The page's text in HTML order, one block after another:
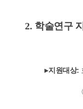
2. 학술연구
▸지원대상: